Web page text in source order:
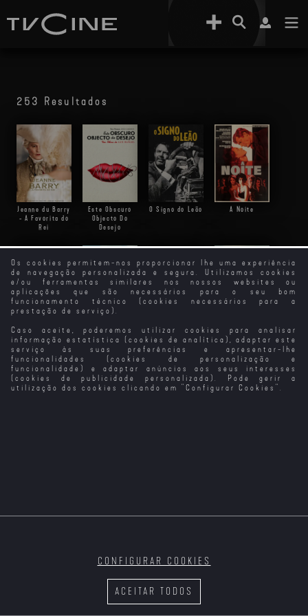
Os cookies permitem-nos proporcionar lhe uma experiência
de navegação personalizada e segura. Utilizamos cookies
e/ou ferramentas similares nos nossos websites ou
aplicações que são necessários para o seu bom
funcionamento técnico (cookies necessários para a
prestação de serviço).
Caso aceite, poderemos utilizar cookies para analisar
informação estatística (cookies de analítica), adaptar este
serviço às suas preferências e apresentar-lhe
funcionalidades (cookies de personalização e
funcionalidade) e adaptar anúncios aos seus interesses
(cookies de publicidade personalizada). Pode gerir a
utilização dos cookies clicando em " Configurar Cookies ".
ACEITAR TODOS
CONFIGURAR COOKIES
253 Resultados
Jeanne du Barry
- A Favorita do
Rei
Este Obscuro
Objecto Do
Desejo
O Signo do Leão A Noite
Emmanuelle
A Filha do Rei
do Pântano
Noite Escura
(Versão do
Realizador)
Do Outro Lado
do Muro